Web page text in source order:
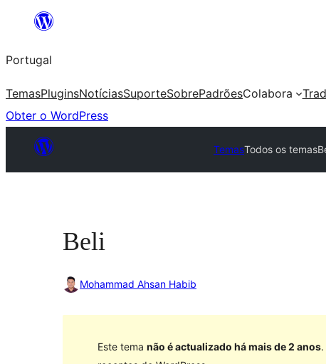
Saltar
o
conteúdo
Portugal
TemasPluginsNotíciasSuporteSobrePadrõesColabora
Obter o WordPress
TemasTodos os temas
Beli
Mohammad Ahsan Habib
Este tema não é actualizado há mais de 2 anos.